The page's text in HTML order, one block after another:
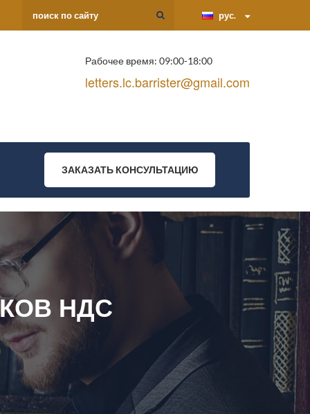
рус.
Рабочее время: 09:00-18:00
letters.lc.barrister@gmail.com
ЗАКАЗАТЬ КОНСУЛЬТАЦИЮ
НДС